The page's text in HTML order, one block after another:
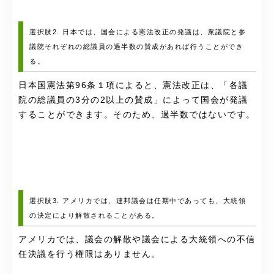
選択肢2. 日本では、国会による憲法改正の発議は、衆議院と参
議院それぞれの総議員の過半数の賛成があれば行うことができ
る。
日本国憲法第96条１項によると、憲法改正は、「各議
院の総議員の3分の2以上の賛成」によって国会が発議
することができます。そのため、過半数ではないです。
選択肢3. アメリカでは、連邦議会は任期中であっても、大統領
の決定により解散されることがある。
アメリカでは、議会の解散や議会による大統領への不信
任決議を行う権限はありません。